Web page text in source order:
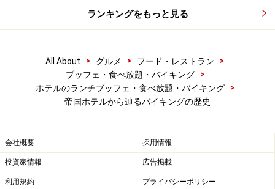
ランキングをもっと見る
All About > グルメ > フード・レストラン
>
ブッフェ・食べ放題・バイキング
>
ホテルのランチブッフェ・食べ放題・バイキング
>
帝国ホテルから辿るバイキングの歴史
会社概要 採用情報
投資家情報 広告掲載
利用規約 プライバシーポリシー